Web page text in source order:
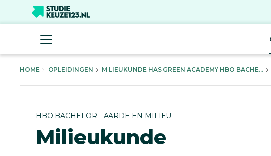
HOME OPLEIDINGEN MILIEUKUNDE HAS GREEN ACADEMY HBO BACHE...
HBO BACHELOR - AARDE EN MILIEU
Milieukunde